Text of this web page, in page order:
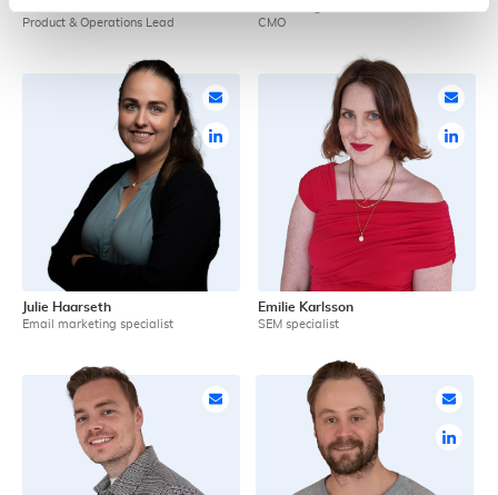
Product & Operations Lead CMO
Julie Haarseth
Email marketing specialist
Emilie Karlsson
SEM specialist